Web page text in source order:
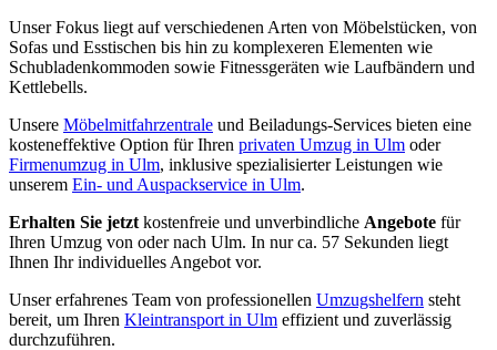
Unser Fokus liegt auf verschiedenen Arten von Möbelstücken, von
Sofas und Esstischen bis hin zu komplexeren Elementen wie
Schubladenkommoden sowie Fitnessgeräten wie Laufbändern und
Kettlebells.
Unsere Möbelmitfahrzentrale und Beiladungs-Services bieten eine
kosteneffektive Option für Ihren privaten Umzug in Ulm oder
Firmenumzug in Ulm, inklusive spezialisierter Leistungen wie
unserem Ein- und Auspackservice in Ulm.
Erhalten Sie jetzt kostenfreie und unverbindliche Angebote für
Ihren Umzug von oder nach Ulm. In nur ca. 57 Sekunden liegt
Ihnen Ihr individuelles Angebot vor.
Unser erfahrenes Team von professionellen Umzugshelfern steht
bereit, um Ihren Kleintransport in Ulm effizient und zuverlässig
durchzuführen.